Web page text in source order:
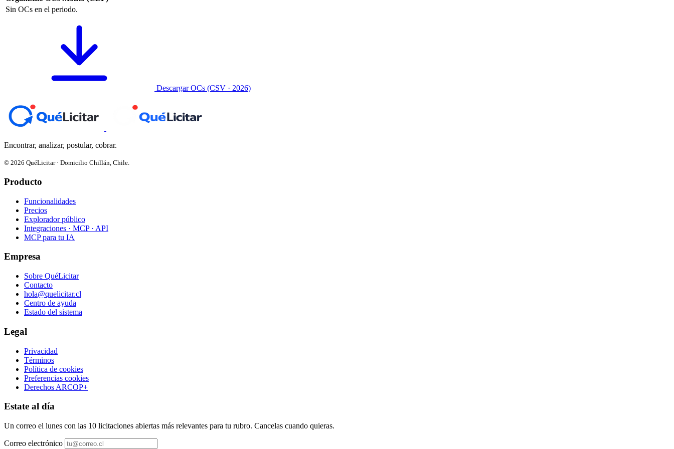
Sin OCs en el periodo.
Descargar OCs (CSV · 2026)
Encontrar, analizar, postular, cobrar.
© 2026 QuéLicitar · Domicilio Chillán, Chile.
Producto
Funcionalidades
Precios
Explorador público
Integraciones · MCP · API
MCP para tu IA
Empresa
Sobre QuéLicitar
Contacto
hola@quelicitar.cl
Centro de ayuda
Estado del sistema
Legal
Privacidad
Términos
Política de cookies
Preferencias cookies
Derechos ARCOP+
Estate al día
Un correo el lunes con las 10 licitaciones abiertas más relevantes para tu rubro. Cancelas cuando quieras.
Correo electrónico